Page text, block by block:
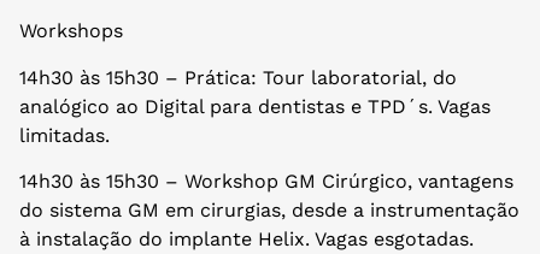
Workshops
14h30 às 15h30 – Prática: Tour laboratorial, do
analógico ao Digital para dentistas e TPD´s. Vagas
limitadas.
14h30 às 15h30 – Workshop GM Cirúrgico, vantagens
do sistema GM em cirurgias, desde a instrumentação
à instalação do implante Helix. Vagas esgotadas.